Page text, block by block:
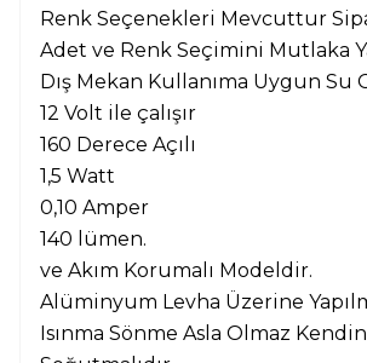
Renk Seçenekleri Mevcuttur
Adet ve Renk Seçimini Mutlaka
Dış Mekan Kullanıma Uygun Su
12 Volt ile çalışır
160 Derece Açılı
1,5 Watt
0,10 Amper
140 lümen.
ve Akım Korumalı Modeldir.
Alüminyum Levha Üzerine
Isınma Sönme Asla Olmaz